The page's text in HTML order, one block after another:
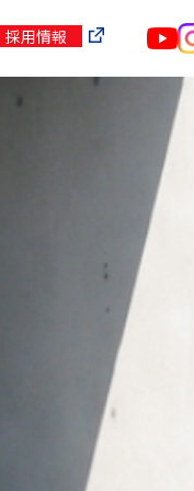
採用情報